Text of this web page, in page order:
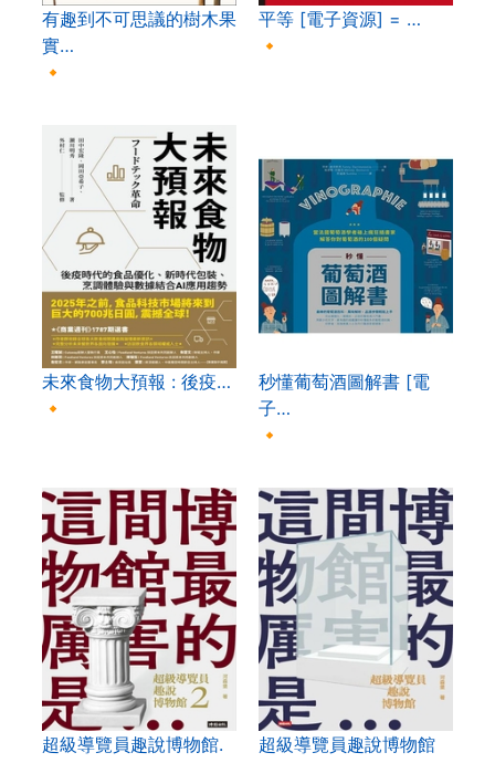
有趣到不可思議的樹木果
實…
🔸
平等 [電子資源] = …
🔸
未來食物大預報 : 後疫…
🔸
秒懂葡萄酒圖解書 [電
子…
🔸
超級導覽員趣說博物館.
超級導覽員趣說博物館